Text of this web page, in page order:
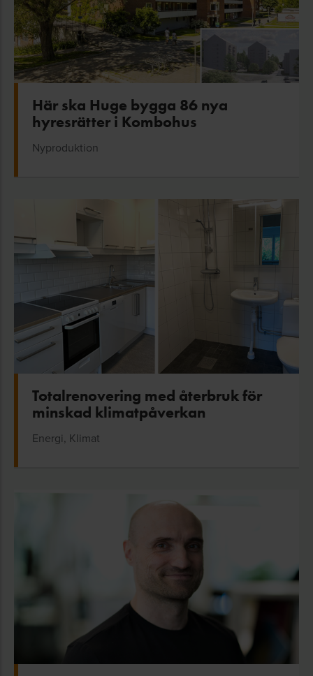
Här ska Huge bygga 86 nya
hyresrätter i Kombohus
Nyproduktion
Totalrenovering med återbruk för
minskad klimatpåverkan
Energi, Klimat